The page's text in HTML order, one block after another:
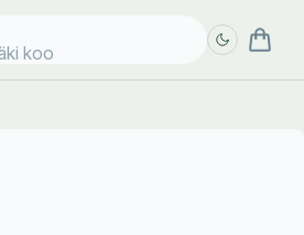
kool